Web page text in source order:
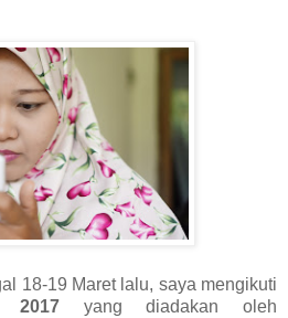
18-19 Maret lalu, saya mengikuti
2017 yang diadakan oleh